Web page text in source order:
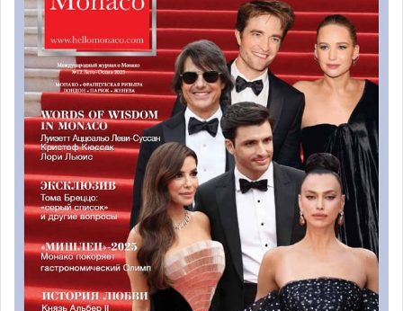
49,90 €: интернет 1G + домашний
Тестирование новых технологий проводились более
трёх месяцев в домах работников компании. В конечном
итоге они остались более чем довольны, и новое
предложение стало доступным в офисах Монако
телеком уже с этой недели.
Монако Телеком решил соединить единый абонемент
или «форфе» за интернет и домашний телефон. Тариф
составляет 49,90 евро в месяц. И это еще не всё.
В партнёрстве с правительством княжества, Monaco
Telecom обогатил предложение подключением
дополнительных бесплатных телеканалов. Теперь у
жителей Монако будет доступ к
83 каналам вместо 18.